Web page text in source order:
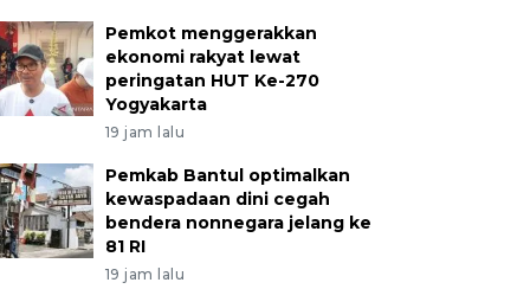
Pemkot menggerakkan
ekonomi rakyat lewat
peringatan HUT Ke-270
Yogyakarta
19 jam lalu
Pemkab Bantul optimalkan
kewaspadaan dini cegah
bendera nonnegara jelang ke
81 RI
19 jam lalu